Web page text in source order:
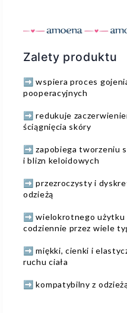
Zalety produktu
➡️ wspiera proces
pooperacyjnych
➡️ redukuje
ściągnięcia skóry
➡️ zapobiega tworzeniu
i blizn keloidowych
➡️ przezroczysty i
odzieżą
➡️ wielokrotnego użytku
codziennie przez wiele
➡️ miękki, cienki i
ruchu ciała
➡️ kompatybilny z